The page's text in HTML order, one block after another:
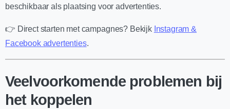
beschikbaar als plaatsing voor advertenties.
👉 Direct starten met campagnes? Bekijk Instagram &
Facebook advertenties.
Veelvoorkomende problemen bij
het koppelen